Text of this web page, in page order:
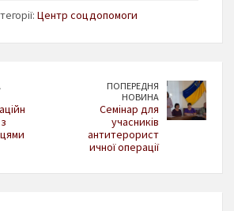
Центр соцдопомоги
ПОПЕРЕДНЯ
НОВИНА
Семінар для
учасників
антитерорист
ичної операції